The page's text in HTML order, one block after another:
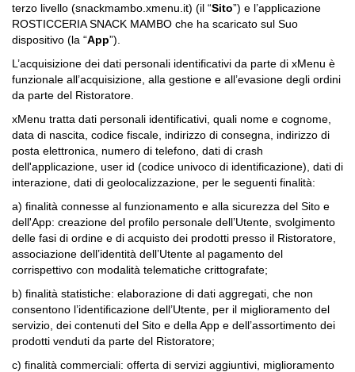
terzo livello (snackmambo.xmenu.it) (il “Sito”) e l’applicazione
ROSTICCERIA SNACK MAMBO che ha scaricato sul Suo
dispositivo (la “App”).
L’acquisizione dei dati personali identificativi da parte di xMenu è
funzionale all’acquisizione, alla gestione e all’evasione degli ordini
da parte del Ristoratore.
xMenu tratta dati personali identificativi, quali nome e cognome,
data di nascita, codice fiscale, indirizzo di consegna, indirizzo di
posta elettronica, numero di telefono, dati di crash
dell'applicazione, user id (codice univoco di identificazione), dati di
interazione, dati di geolocalizzazione, per le seguenti finalità:
a) finalità connesse al funzionamento e alla sicurezza del Sito e
dell'App: creazione del profilo personale dell’Utente, svolgimento
delle fasi di ordine e di acquisto dei prodotti presso il Ristoratore,
associazione dell’identità dell’Utente al pagamento del
corrispettivo con modalità telematiche crittografate;
b) finalità statistiche: elaborazione di dati aggregati, che non
consentono l’identificazione dell’Utente, per il miglioramento del
servizio, dei contenuti del Sito e della App e dell’assortimento dei
prodotti venduti da parte del Ristoratore;
c) finalità commerciali: offerta di servizi aggiuntivi, miglioramento